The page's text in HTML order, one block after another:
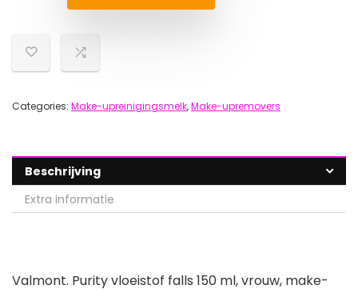
Categories: Make-upreinigingsmelk,Make-upremovers
Beschrijving
Extra informatie
Valmont. Purity vloeistof falls 150 ml, vrouw, make-